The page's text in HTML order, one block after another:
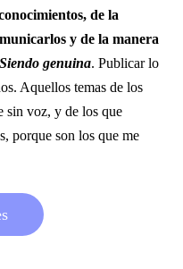
de la
y de la manera
Siendo genuina. Publicar lo
Aquellos temas de los
sin voz, y de los que
porque son los que me
s